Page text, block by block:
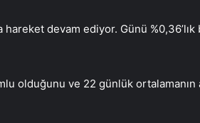
hareket devam ediyor. Günü
ve 22 günlük ortalamanın